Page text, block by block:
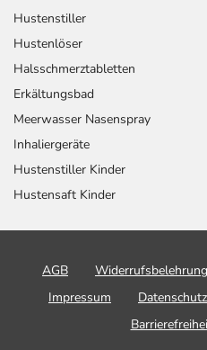
Hustenstiller
Hustenlöser
Halsschmerztabletten
Erkältungsbad
Meerwasser Nasenspray
Inhaliergeräte
Hustenstiller Kinder
Hustensaft Kinder
AGB Widerrufsbelehrung
Impressum
Datenschutz